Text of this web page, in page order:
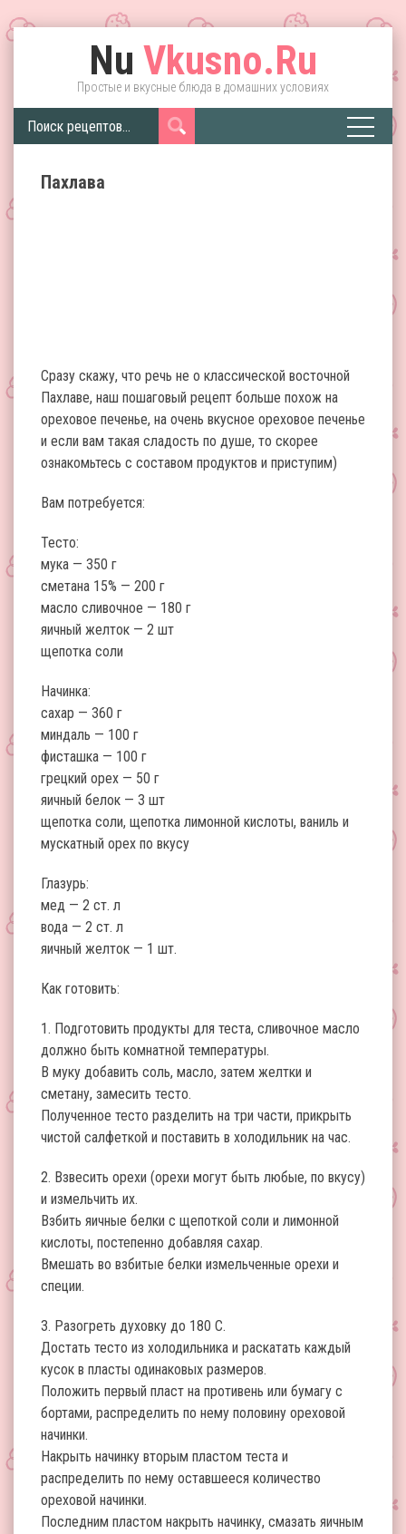
Nu Vkusno.Ru
Простые и вкусные блюда в домашних условиях
Пахлава
Сразу скажу, что речь не о классической восточной
Пахлаве, наш пошаговый рецепт больше похож на
ореховое печенье, на очень вкусное ореховое печенье
и если вам такая сладость по душе, то скорее
ознакомьтесь с составом продуктов и приступим)
Вам потребуется:
Тесто:
мука — 350 г
сметана 15% — 200 г
масло сливочное — 180 г
яичный желток — 2 шт
щепотка соли
Начинка:
сахар — 360 г
миндаль — 100 г
фисташка — 100 г
грецкий орех — 50 г
яичный белок — 3 шт
щепотка соли, щепотка лимонной кислоты, ваниль и
мускатный орех по вкусу
Глазурь:
мед — 2 ст. л
вода — 2 ст. л
яичный желток — 1 шт.
Как готовить:
1. Подготовить продукты для теста, сливочное масло
должно быть комнатной температуры.
В муку добавить соль, масло, затем желтки и
сметану, замесить тесто.
Полученное тесто разделить на три части, прикрыть
чистой салфеткой и поставить в холодильник на час.
2. Взвесить орехи (орехи могут быть любые, по вкусу)
и измельчить их.
Взбить яичные белки с щепоткой соли и лимонной
кислоты, постепенно добавляя сахар.
Вмешать во взбитые белки измельченные орехи и
специи.
3. Разогреть духовку до 180 С.
Достать тесто из холодильника и раскатать каждый
кусок в пласты одинаковых размеров.
Положить первый пласт на противень или бумагу с
бортами, распределить по нему половину ореховой
начинки.
Накрыть начинку вторым пластом теста и
распределить по нему оставшееся количество
ореховой начинки.
Последним пластом накрыть начинку, смазать яичным